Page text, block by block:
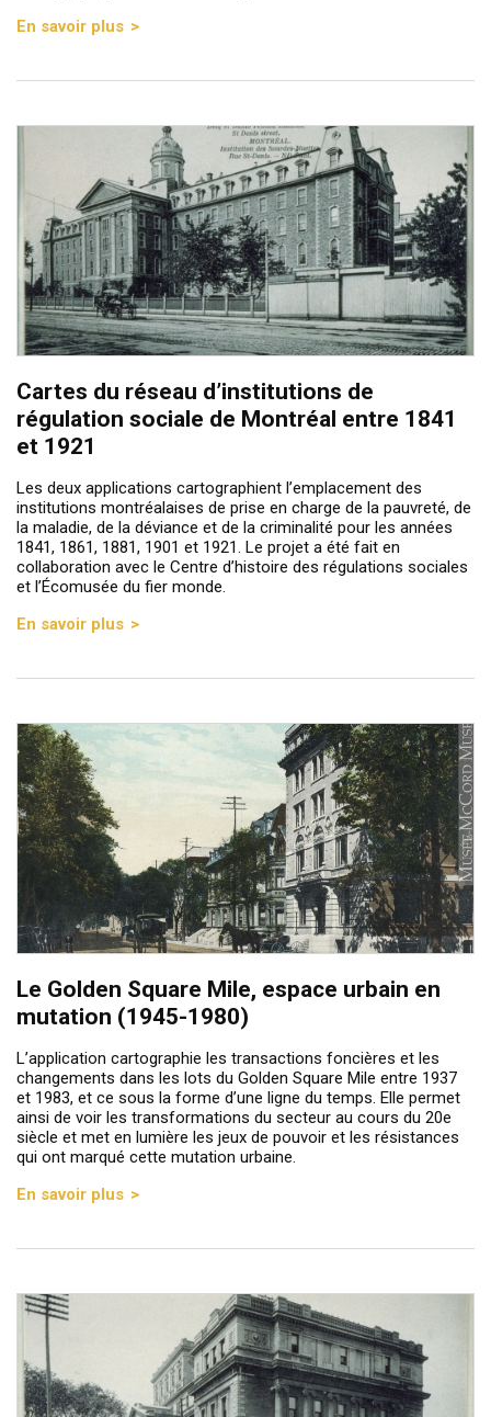
En savoir plus
Cartes du réseau d’institutions de
régulation sociale de Montréal entre 1841
et 1921
Les deux applications cartographient l’emplacement des
institutions montréalaises de prise en charge de la pauvreté, de
la maladie, de la déviance et de la criminalité pour les années
1841, 1861, 1881, 1901 et 1921. Le projet a été fait en
collaboration avec le Centre d’histoire des régulations sociales
et l’Écomusée du fier monde.
En savoir plus
Le Golden Square Mile, espace urbain en
mutation (1945-1980)
L’application cartographie les transactions foncières et les
changements dans les lots du Golden Square Mile entre 1937
et 1983, et ce sous la forme d’une ligne du temps. Elle permet
ainsi de voir les transformations du secteur au cours du 20e
siècle et met en lumière les jeux de pouvoir et les résistances
qui ont marqué cette mutation urbaine.
En savoir plus